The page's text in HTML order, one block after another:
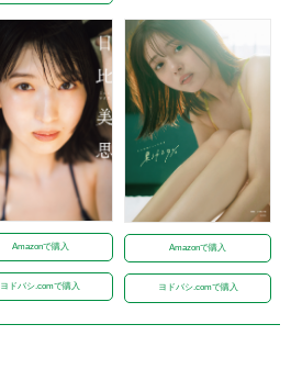
Amazonで購入
ヨドバシ.comで購入
Amazonで購入
ヨドバシ.comで購入